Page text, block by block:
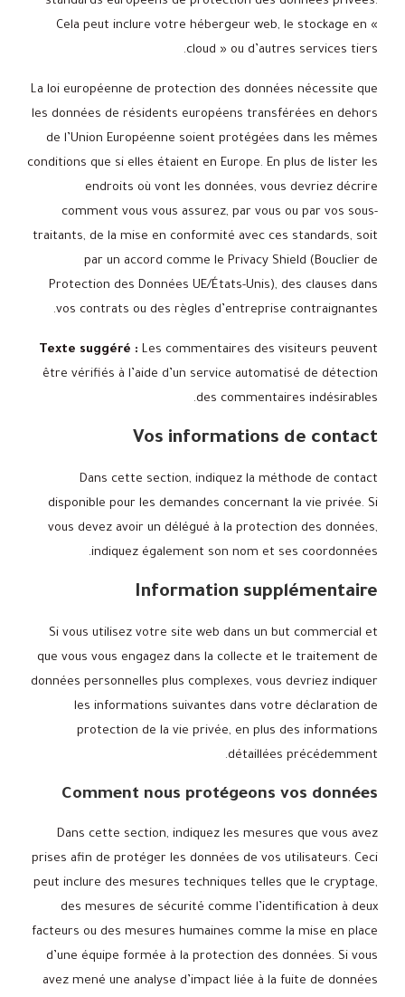
Cela peut inclure votre hébergeur web, le stockage en «
cloud » ou d’autres services tiers.
La loi européenne de protection des données nécessite que
les données de résidents européens transférées en dehors
de l’Union Européenne soient protégées dans les mêmes
conditions que si elles étaient en Europe. En plus de lister les
endroits où vont les données, vous devriez décrire
comment vous vous assurez, par vous ou par vos sous-
traitants, de la mise en conformité avec ces standards, soit
par un accord comme le Privacy Shield (Bouclier de
Protection des Données UE/États-Unis), des clauses dans
vos contrats ou des règles d’entreprise contraignantes.
Texte suggéré : Les commentaires des visiteurs peuvent
être vérifiés à l’aide d’un service automatisé de détection
des commentaires indésirables.
Vos informations de contact
Dans cette section, indiquez la méthode de contact
disponible pour les demandes concernant la vie privée. Si
vous devez avoir un délégué à la protection des données,
indiquez également son nom et ses coordonnées.
Information supplémentaire
Si vous utilisez votre site web dans un but commercial et
que vous vous engagez dans la collecte et le traitement de
données personnelles plus complexes, vous devriez indiquer
les informations suivantes dans votre déclaration de
protection de la vie privée, en plus des informations
détaillées précédemment.
Comment nous protégeons vos données
Dans cette section, indiquez les mesures que vous avez
prises afin de protéger les données de vos utilisateurs. Ceci
peut inclure des mesures techniques telles que le cryptage,
des mesures de sécurité comme l’identification à deux
facteurs ou des mesures humaines comme la mise en place
d’une équipe formée à la protection des données. Si vous
avez mené une analyse d’impact liée à la fuite de données